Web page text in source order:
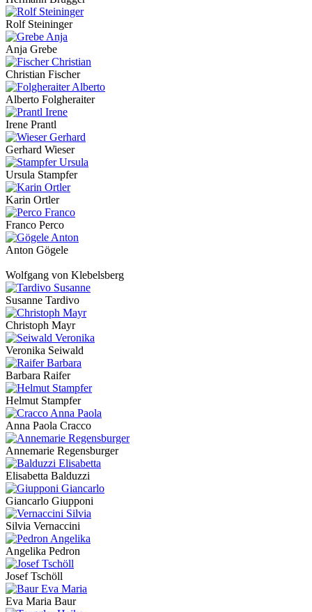
Rolf Steininger
Anja Grebe
Christian Fischer
Alberto Folgheraiter
Irene Prantl
Gerhard Wieser
Ursula Stampfer
Karin Ortler
Franco Perco
Anton Gögele
Wolfgang von Klebelsberg
Susanne Tardivo
Christoph Mayr
Veronika Seiwald
Barbara Raifer
Helmut Stampfer
Anna Paola Cracco
Annemarie Regensburger
Elisabetta Balduzzi
Giancarlo Giupponi
Silvia Vernaccini
Angelika Pedron
Josef Tschöll
Eva Maria Baur